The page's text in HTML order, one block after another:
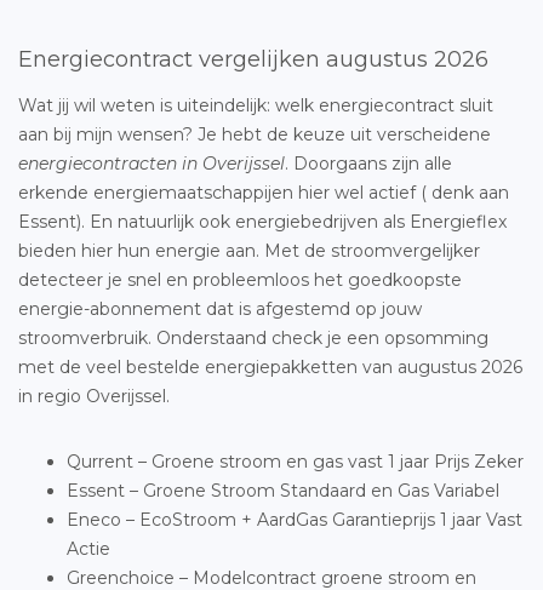
Energiecontract vergelijken augustus 2026
Wat jij wil weten is uiteindelijk: welk energiecontract sluit
aan bij mijn wensen? Je hebt de keuze uit verscheidene
energiecontracten in Overijssel. Doorgaans zijn alle
erkende energiemaatschappijen hier wel actief ( denk aan
Essent). En natuurlijk ook energiebedrijven als Energieflex
bieden hier hun energie aan. Met de stroomvergelijker
detecteer je snel en probleemloos het goedkoopste
energie-abonnement dat is afgestemd op jouw
stroomverbruik. Onderstaand check je een opsomming
met de veel bestelde energiepakketten van augustus 2026
in regio Overijssel.
Qurrent – Groene stroom en gas vast 1 jaar Prijs Zeker
Essent – Groene Stroom Standaard en Gas Variabel
Eneco – EcoStroom + AardGas Garantieprijs 1 jaar Vast
Actie
Greenchoice – Modelcontract groene stroom en